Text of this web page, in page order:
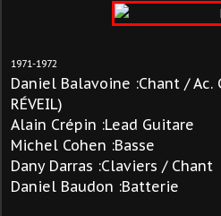
1971-1972
Daniel Balavoine :Chant / Ac.
RÉVEIL)
Alain Crépin :Lead Guitare
Michel Cohen :Basse
Dany Darras :Claviers / Chant
Daniel Baudon :Batterie